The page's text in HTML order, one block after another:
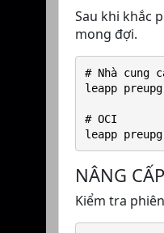
Sau khi khắc
mong đợi.
# Nhà cung
leapp
# OCI
leapp
NÂNG CẤP
Kiểm tra